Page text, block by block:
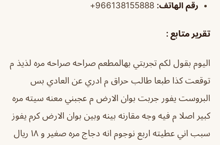
رقم الهاتف:
تقرير متابع :
اليوم بقول لكم تجربتي بهالمطعم صراحه صراحه مره لذيذ م
توقعت كذا طبعا طالب حراق م ادري عن العادي بس
البروست يفور جربت بوان الارض م عجبني معنه سيته مره
كبير اصلا م فيه وجه مقارنه بينه وبين بوان الارض كرم يفوز
سبب اني عطيته اربع نوجوم انه دجاج مره صغير و ١٨ ريال